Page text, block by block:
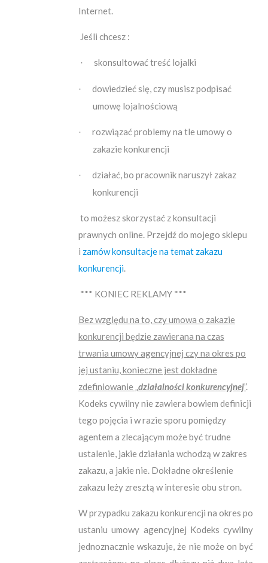
Internet.
Jeśli chcesz :
· skonsultować treść lojalki
·
dowiedzieć się, czy musisz podpisać
umowę lojalnościową
·
rozwiązać problemy na tle umowy o
zakazie konkurencji
·
działać, bo pracownik naruszył zakaz
konkurencji
to możesz skorzystać z konsultacji
prawnych online. Przejdź do mojego sklepu
i zamów konsultacje na temat zakazu
konkurencji
*** KONIEC REKLAMY ***
Bez względu na to, czy umowa o zakazie
konkurencji będzie zawierana na czas
trwania umowy agencyjnej czy na okres po
jej ustaniu, konieczne jest dokładne
zdefiniowanie „ działalności konkurencyjnej”.
Kodeks cywilny nie zawiera bowiem definicji
tego pojęcia i w razie sporu pomiędzy
agentem a zlecającym może być trudne
ustalenie, jakie działania wchodzą w zakres
zakazu, a jakie nie. Dokładne określenie
zakazu leży zresztą w interesie obu stron.
W przypadku zakazu konkurencji na okres po
ustaniu umowy agencyjnej Kodeks cywilny
jednoznacznie wskazuje, że nie może on być